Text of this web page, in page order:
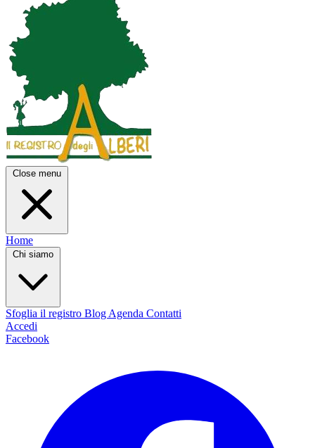
Close menu
Home
Chi siamo
Sfoglia il registro Blog Agenda Contatti
Accedi
Facebook